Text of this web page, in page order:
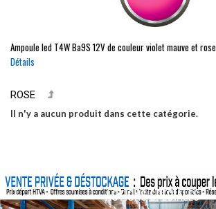
Ampoule led T4WBa9S 12V de couleur violet mauve et rose
Détails
ROSE
Il n'y a aucun produit dans cette catégorie.
ACTIONS SPÉCIALES